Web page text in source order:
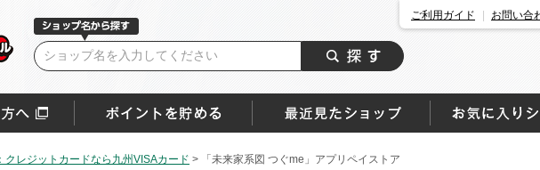
ご利用ガイド お問い合
クレジットカードなら九州VISAカード > 「未来家系図 つぐme」アプリペイストア